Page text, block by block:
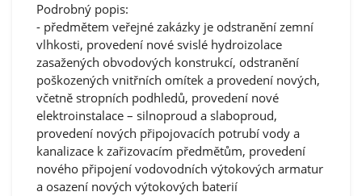
Podrobný popis:
- předmětem veřejné zakázky je odstranění zemní
vlhkosti, provedení nové svislé hydroizolace
zasažených obvodových konstrukcí, odstranění
poškozených vnitřních omítek a provedení nových,
včetně stropních podhledů, provedení nové
elektroinstalace – silnoproud a slaboproud,
provedení nových připojovacích potrubí vody a
kanalizace k zařizovacím předmětům, provedení
nového připojení vodovodních výtokových armatur
a osazení nových výtokových baterií